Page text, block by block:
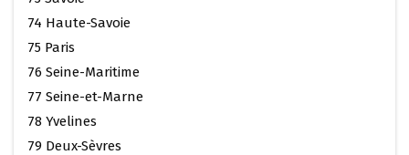
74 Haute-Savoie
75 Paris
76 Seine-Maritime
77 Seine-et-Marne
78 Yvelines
79 Deux-Sèvres